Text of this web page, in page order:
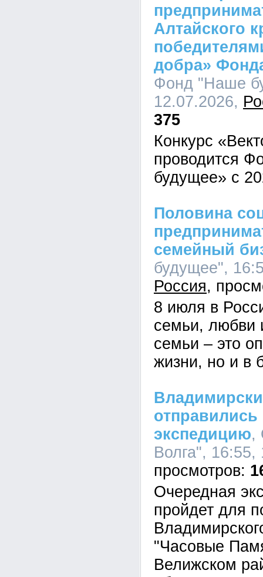
Алтайского
добра»
Фонд "Наше
12.07.2026,
375
Конкурс
проводится
будущее» с
Половина
семейный
будущее",
Россия
8 июля в
семьи, любви
семьи – это
жизни, но и в
экспедицию,
Волга",
Очередная
пройдет для
"Часовые
Велижском